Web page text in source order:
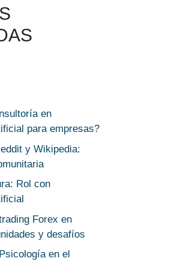
en
para empresas?
y Wikipedia:
Rol con
Forex en
y desafíos
en el